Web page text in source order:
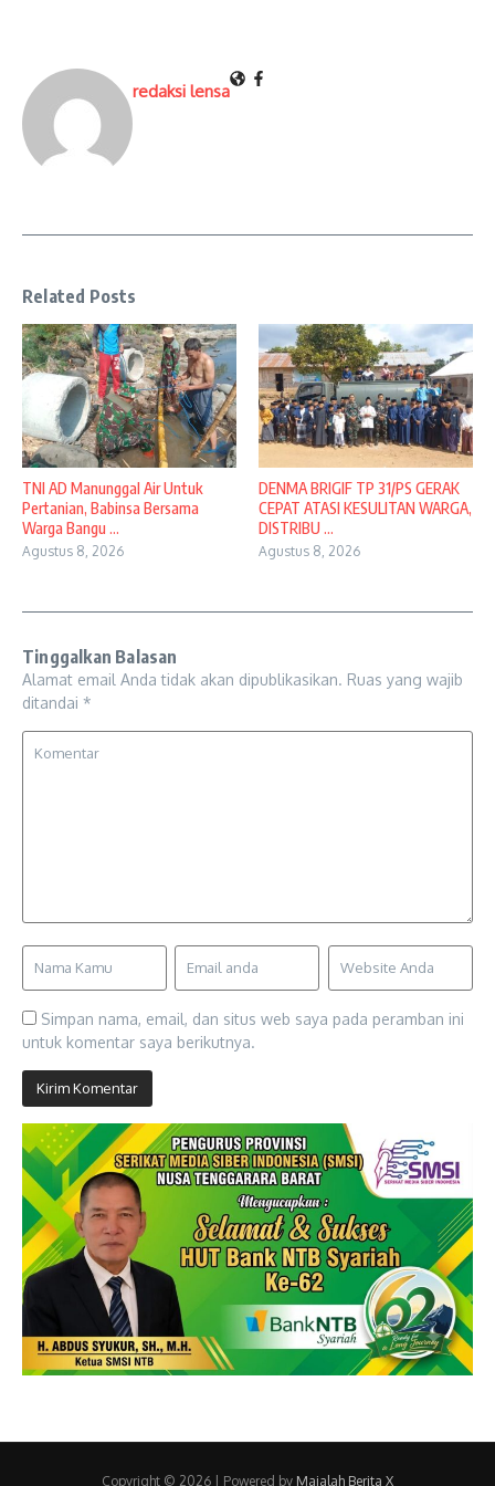
redaksi lensa
Related Posts
TNI AD Manunggal Air Untuk
Pertanian, Babinsa Bersama
Warga Bangu ...
Agustus 8, 2026
DENMA BRIGIF TP 31/PS GERAK
CEPAT ATASI KESULITAN WARGA,
DISTRIBU ...
Agustus 8, 2026
Tinggalkan Balasan
Alamat email Anda tidak akan dipublikasikan. Ruas yang wajib
ditandai *
Simpan nama, email, dan situs web saya pada peramban ini
untuk komentar saya berikutnya.
Copyright © 2026 | Powered by Majalah Berita X